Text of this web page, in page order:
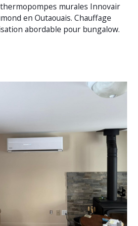
murales Innovair
en Outaouais. Chauffage
abordable pour bungalow.